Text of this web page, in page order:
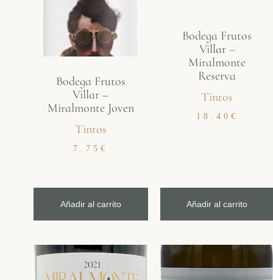
Bodega Frutos
Villar –
Miralmonte Joven
Tintos
7.75€
Añadir al carrito
Bodega Frutos
Villar –
Miralmonte
Reserva
Tintos
18.40 €
Añadir al carrito